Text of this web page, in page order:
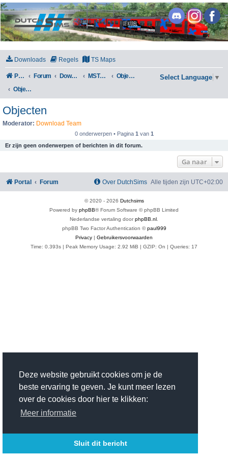
Deze website gebruikt cookies om je de
beste ervaring te geven. Je kunt meer lezen
over de cookies door hier te klikken:
Meer informatie
Sluit dit bericht
DutchSims
Downloads Regels TS Maps
Portal Forum Downloads MSTS / Open Rails
Objecten
Objecten
Select Language ▼
Objecten
Moderator: Download Team
0 onderwerpen • Pagina 1 van 1
Er zijn geen onderwerpen of berichten in dit forum.
Ga naar
Portal Forum Alle tijden zijn UTC+02:00
Over DutchSims
© 2020 - 2026 Dutchsims
Powered by phpBB® Forum Software © phpBB Limited
Nederlandse vertaling doorphpBB.nl
phpBB Two Factor Authentication ©paul999
Privacy | Gebruikersvoorwaarden
Time: 0.393s | Peak Memory Usage: 2.92 MiB | GZIP: On | Queries: 17